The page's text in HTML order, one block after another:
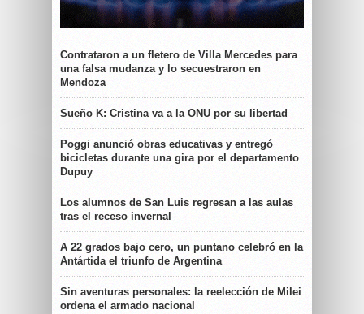
Contrataron a un fletero de Villa Mercedes para
una falsa mudanza y lo secuestraron en
Mendoza
Sueño K: Cristina va a la ONU por su libertad
Poggi anunció obras educativas y entregó
bicicletas durante una gira por el departamento
Dupuy
Los alumnos de San Luis regresan a las aulas
tras el receso invernal
A 22 grados bajo cero, un puntano celebró en la
Antártida el triunfo de Argentina
Sin aventuras personales: la reelección de Milei
ordena el armado nacional